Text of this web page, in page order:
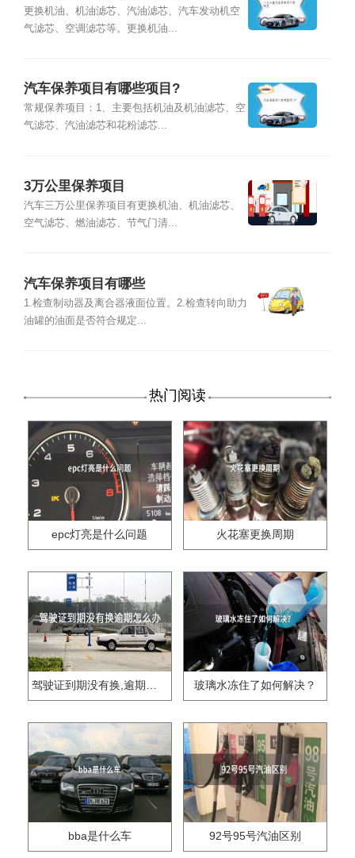
更换机油、机油滤芯、汽油滤芯、汽车发动机空
气滤芯、空调滤芯等。更换机油...
汽车保养项目有哪些项目?
常规保养项目：1、主要包括机油及机油滤芯、空
气滤芯、汽油滤芯和花粉滤芯...
3万公里保养项目
汽车三万公里保养项目有更换机油、机油滤芯、
空气滤芯、燃油滤芯、节气门清...
汽车保养项目有哪些
1.检查制动器及离合器液面位置。2.检查转向助力
油罐的油面是否符合规定...
热门阅读
epc灯亮是什么问题 火花塞更换周期
驾驶证到期没有换,逾期怎么办?? 玻璃水冻住了如何解决？
bba是什么车 92号95号汽油区别